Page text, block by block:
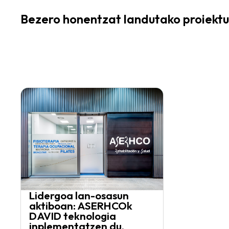
Bezero honentzat landutako
Lidergoa lan-osasun
aktiboan: ASERHCOk
DAVID teknologia
inplementatzen du.